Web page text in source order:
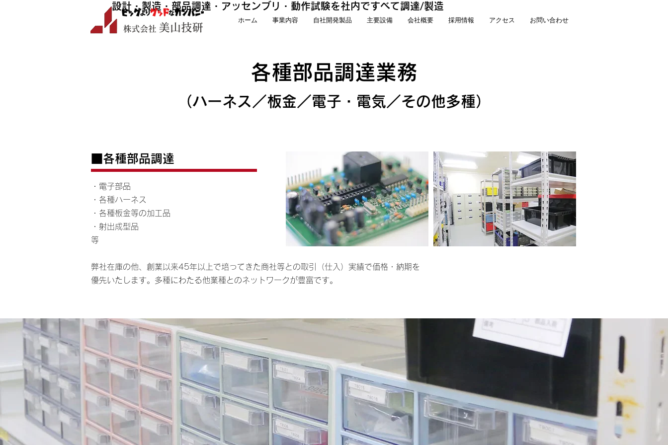
ホーム 事業内容 自社開発製品 主要設備 会社概要 採用情報 アクセス お問い合わせ
設計・製造・部品調達・アッセンブリ・動作試験を社内ですべて調達/製造
各種部品調達業務
（ハーネス／板金／電子・電気／その他多種）
■各種部品調達
・電子部品
・各種ハーネス
・各種板金等の加工品
・射出成型品
等
弊社在庫の他、創業以来45年以上で培ってきた商社等との取引（仕入）実績で価格・納期を
優先いたします。多種にわたる他業種とのネットワークが豊富です。